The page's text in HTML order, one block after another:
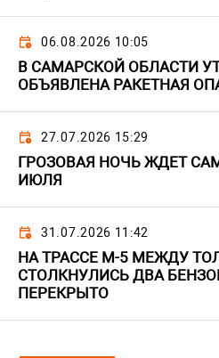
06.08.2026 10:05
В САМАРСКОЙ ОБЛАСТИ
ОБЪЯВЛЕНА РАКЕТНАЯ
27.07.2026 15:29
ГРОЗОВАЯ НОЧЬ ЖДЕТ
ИЮЛЯ
31.07.2026 11:42
НА ТРАССЕ М-5 МЕЖДУ
СТОЛКНУЛИСЬ ДВА
ПЕРЕКРЫТО